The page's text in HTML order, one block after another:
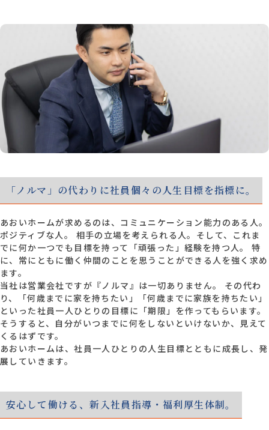
「ノルマ」の代わりに社員個々の人生目標を指標に。
あおいホームが求めるのは、コミュニケーション能力のある人。
ポジティブな人。 相手の立場を考えられる人。そして、これま
でに何か一つでも目標を持って「頑張った」経験を持つ人。 特
に、常にともに働く仲間のことを思うことができる人を強く求め
ます。
当社は営業会社ですが『ノルマ』は一切ありません。 その代わ
り、「何歳までに家を持ちたい」「何歳までに家族を持ちたい」
といった社員一人ひとりの目標に「期限」を作ってもらいます。
そうすると、自分がいつまでに何をしないといけないか、見えて
くるはずです。
あおいホームは、社員一人ひとりの人生目標とともに成長し、発
展していきます。
安心して働ける、新入社員指導・福利厚生体制。